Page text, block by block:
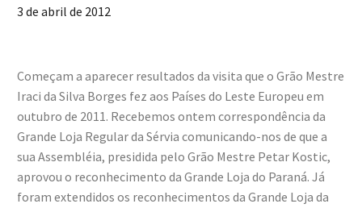
3 de abril de 2012
Começam a aparecer resultados da visita que o Grão Mestre
Iraci da Silva Borges fez aos Países do Leste Europeu em
outubro de 2011. Recebemos ontem correspondência da
Grande Loja Regular da Sérvia comunicando-nos de que a
sua Assembléia, presidida pelo Grão Mestre Petar Kostic,
aprovou o reconhecimento da Grande Loja do Paraná. Já
foram extendidos os reconhecimentos da Grande Loja da